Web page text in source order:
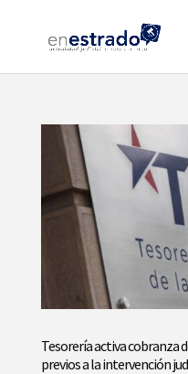
Tesorería activa cobranza
previos a la intervención